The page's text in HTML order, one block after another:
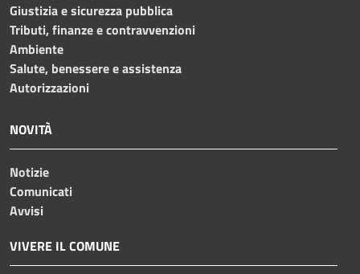
Giustizia e sicurezza pubblica
Tributi, finanze e contravvenzioni
Ambiente
Salute, benessere e assistenza
Autorizzazioni
NOVITÀ
Notizie
Comunicati
Avvisi
VIVERE IL COMUNE